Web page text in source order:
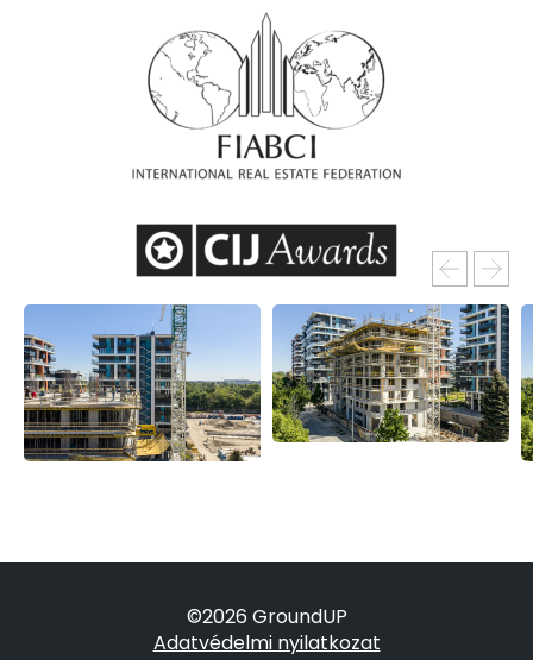
©2026 GroundUP
Adatvédelmi nyilatkozat